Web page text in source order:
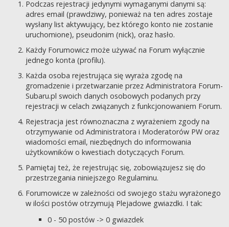
Podczas rejestracji jedynymi wymaganymi danymi są:
adres email (prawdziwy, ponieważ na ten adres zostaje
wysłany list aktywujący, bez którego konto nie zostanie
uruchomione), pseudonim (nick), oraz hasło.
Każdy Forumowicz może używać na Forum wyłącznie
jednego konta (profilu).
Każda osoba rejestrująca się wyraża zgodę na
gromadzenie i przetwarzanie przez Administratora Forum-
Subaru.pl swoich danych osobowych podanych przy
rejestracji w celach związanych z funkcjonowaniem Forum.
Rejestracja jest równoznaczna z wyrażeniem zgody na
otrzymywanie od Administratora i Moderatorów PW oraz
wiadomości email, niezbędnych do informowania
użytkowników o kwestiach dotyczących Forum.
Pamiętaj też, że rejestrując się, zobowiązujesz się do
przestrzegania niniejszego Regulaminu.
Forumowicze w zależności od swojego stażu wyrażonego
w ilości postów otrzymują Plejadowe gwiazdki. I tak:
0 - 50 postów -> 0 gwiazdek